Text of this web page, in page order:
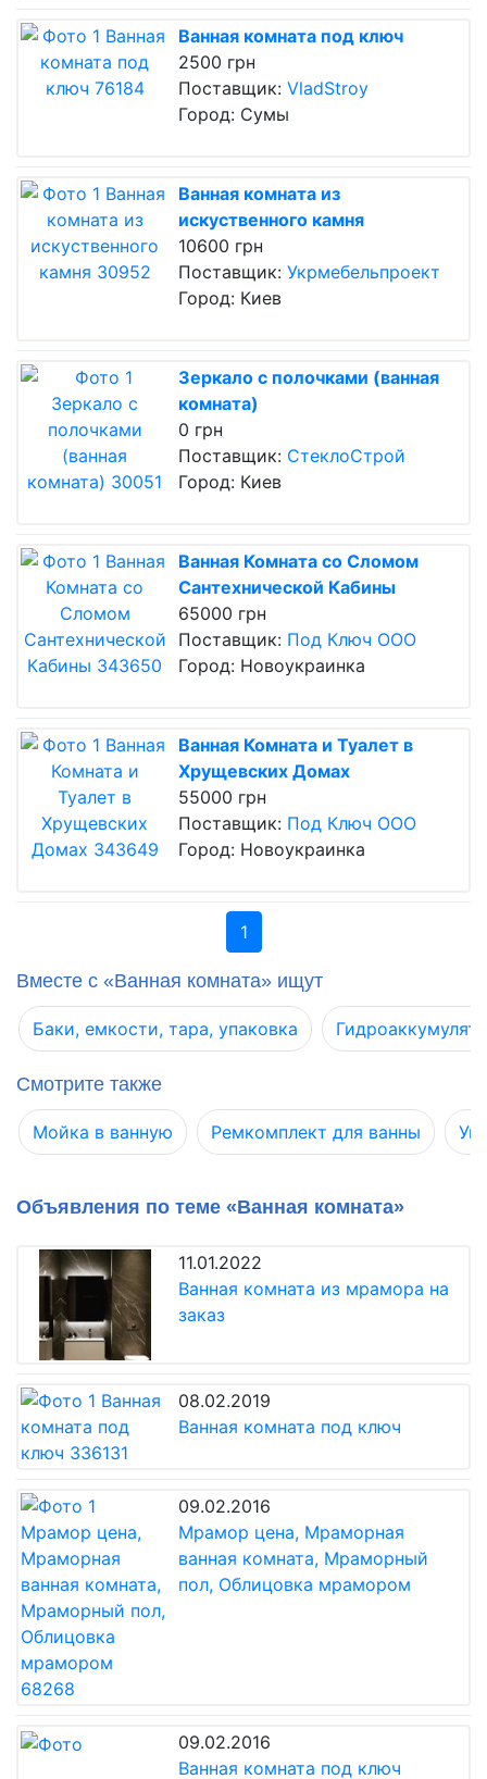
Ванная комната под ключ
2500 грн
Поставщик: VladStroy
Город: Сумы
Ванная комната из
искуственного камня
10600 грн
Поставщик: Укрмебельпроект
Город: Киев
Зеркало с полочками (ванная
комната)
0 грн
Поставщик: СтеклоСтрой
Город: Киев
Ванная Комната со Сломом
Сантехнической Кабины
65000 грн
Поставщик: Под Ключ ООО
Город: Новоукраинка
Ванная Комната и Туалет в
Хрущевских Домах
55000 грн
Поставщик: Под Ключ ООО
Город: Новоукраинка
1
Вместе с «Ванная комната» ищут
Баки, емкости, тара, упаковка
Смотрите также
Мойка в ванную Ремкомплект для ванны
Объявления по теме «Ванная комната»
11.01.2022
Ванная комната из мрамора на
заказ
08.02.2019
Ванная комната под ключ
09.02.2016
Мрамор цена, Мраморная
ванная комната, Мраморный
пол, Облицовка мрамором
09.02.2016
Ванная комната под ключ